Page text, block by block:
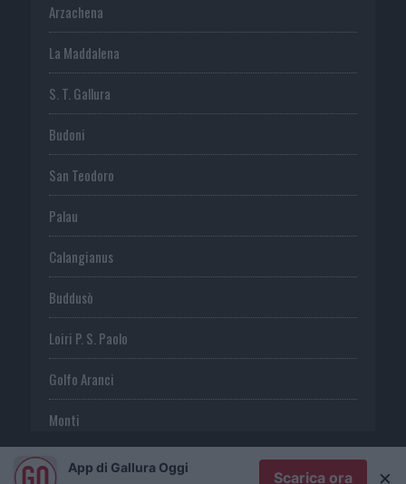
Arzachena
La Maddalena
S. T. Gallura
Budoni
San Teodoro
Palau
Calangianus
Buddusò
Loiri P. S. Paolo
Golfo Aranci
Monti
TeltiApp di Gallura Oggi
Scarica ora ×